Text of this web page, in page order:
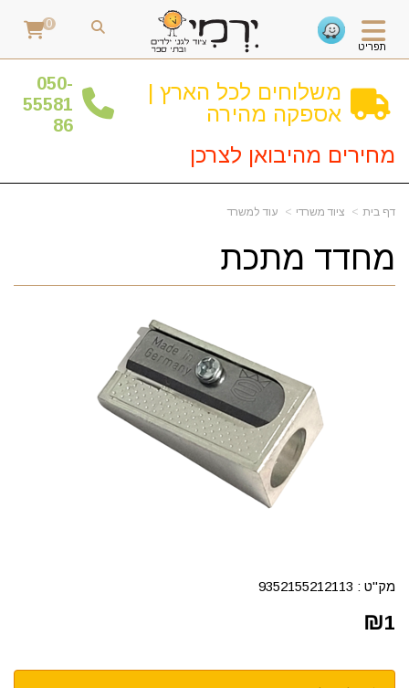
תפריט
0
משלוחים לכל הארץ |
אספקה מהירה
050-
55581
86
מחירים מהיבואן לצרכן
דף בית ציוד משרדי עוד למשרד
מחדד מתכת
מק"ט : 9352155212113
₪1